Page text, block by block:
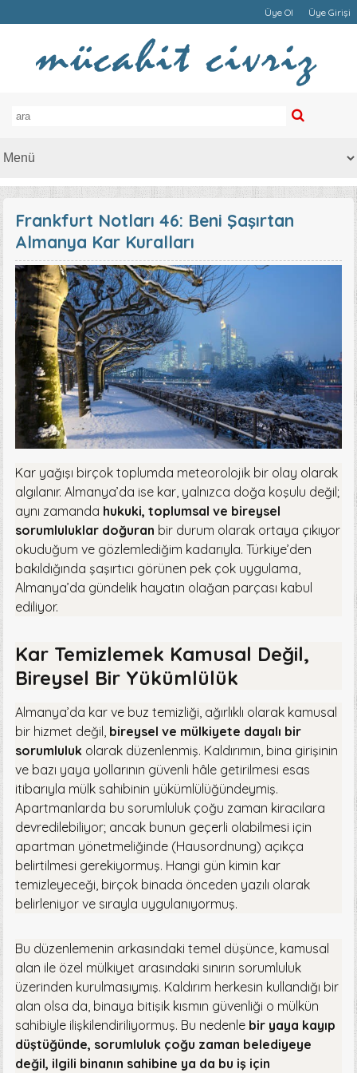
Üye Ol Üye Girişi
Frankfurt Notları 46: Beni Şaşırtan
Almanya Kar Kuralları
Kar yağışı birçok toplumda meteorolojik bir olay olarak
algılanır. Almanya’da ise kar, yalnızca doğa koşulu değil;
aynı zamanda hukuki, toplumsal ve bireysel
sorumluluklar doğuran bir durum olarak ortaya çıkıyor
okuduğum ve gözlemlediğim kadarıyla. Türkiye’den
bakıldığında şaşırtıcı görünen pek çok uygulama,
Almanya’da gündelik hayatın olağan parçası kabul
ediliyor.
Kar Temizlemek Kamusal Değil,
Bireysel Bir Yükümlülük
Almanya’da kar ve buz temizliği, ağırlıklı olarak kamusal
bir hizmet değil, bireysel ve mülkiyete dayalı bir
sorumluluk olarak düzenlenmiş. Kaldırımın, bina girişinin
ve bazı yaya yollarının güvenli hâle getirilmesi esas
itibarıyla mülk sahibinin yükümlülüğündeymiş.
Apartmanlarda bu sorumluluk çoğu zaman kiracılara
devredilebiliyor; ancak bunun geçerli olabilmesi için
apartman yönetmeliğinde (Hausordnung) açıkça
belirtilmesi gerekiyormuş. Hangi gün kimin kar
temizleyeceği, birçok binada önceden yazılı olarak
belirleniyor ve sırayla uygulanıyormuş.
Bu düzenlemenin arkasındaki temel düşünce, kamusal
alan ile özel mülkiyet arasındaki sınırın sorumluluk
üzerinden kurulmasıymış. Kaldırım herkesin kullandığı bir
alan olsa da, binaya bitişik kısmın güvenliği o mülkün
sahibiyle ilişkilendiriliyormuş. Bu nedenle bir yaya kayıp
düştüğünde, sorumluluk çoğu zaman belediyeye
değil, ilgili binanın sahibine ya da bu iş için